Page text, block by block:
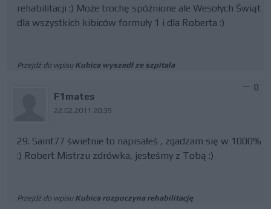
rehabilitacji :) Może trochę spóźnione ale Wesołych Świąt
dla wszystkich kibiców formuły 1 i dla Roberta :)
Przejdź do wpisu Kubica wyszedł ze szpitala
F1mates
22.02.2011 20:39
0
29. Saint77 świetnie to napisałeś , zgadzam się w 1000%
:) Robert Mistrzu zdrówka, jesteśmy z Tobą :)
Przejdź do wpisu Kubica rozpoczyna rehabilitację